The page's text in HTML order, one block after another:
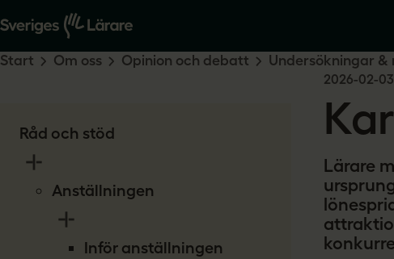
Råd och stöd
Anställningen
Inför anställningen
Start Om oss Opinion och debatt Undersökningar
2026-02-03
Lärare